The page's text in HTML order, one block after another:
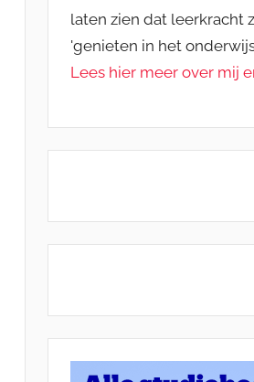
laten zien dat leerkracht
'genieten in het
Lees hier meer over mij